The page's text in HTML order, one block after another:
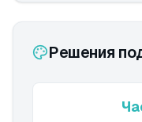
Решения